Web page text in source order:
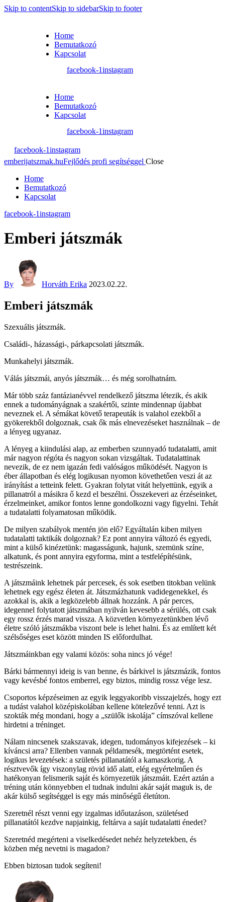
Skip to contentSkip to sidebarSkip to footer
Home
Bemutatkozó
Kapcsolat
facebook-1instagram
Home
Bemutatkozó
Kapcsolat
facebook-1instagram
facebook-1instagram
emberijatszmak.huFejlődés profi segítséggel Close
Home
Bemutatkozó
Kapcsolat
facebook-1instagram
Emberi játszmák
By Horváth Erika 2023.02.22.
Emberi játszmák
Szexuális játszmák.
Családi-, házassági-, párkapcsolati játszmák.
Munkahelyi játszmák.
Válás játszmái, anyós játszmák… és még sorolhatnám.
Már több száz fantázianévvel rendelkező játszma létezik, és akik
ennek a tudományágnak a szakértői, szinte mindennap újabbat
neveznek el. A sémákat követő terapeuták is valahol ezekből a
gyökerekből dolgoznak, csak ők más elnevezéseket használnak – de
a lényeg ugyanaz.
A lényeg a kiindulási alap, az emberben szunnyadó tudatalatti, amit
már nagyon régóta és nagyon sokan vizsgáltak. Tudatalattinak
nevezik, de ez nem igazán fedi valóságos működését. Nagyon is
éber állapotban és elég logikusan nyomon követhetően veszi át az
irányítást a tetteink felett. Gyakran folytat vitát helyettünk, egyik a
pillanatról a másikra ő kezd el beszélni. Összekeveri az érzéseinket,
érzelmeinket, amikor fontos lenne gondolkozni vagy figyelni. Tehát
a tudatalatti folyamatosan működik.
De milyen szabályok mentén jön elő? Egyáltalán kiben milyen
tudatalatti taktikák dolgoznak? Ez pont annyira változó és egyedi,
mint a külső kinézetünk: magasságunk, hajunk, szemünk színe,
alkatunk, és pont annyira egyforma, mint a testfelépítésünk,
testrészeink.
A játszmáink lehetnek pár percesek, és sok esetben titokban velünk
lehetnek egy egész életen át. Játszmázhatunk vadidegenekkel, és
azokkal is, akik a legközelebb állnak hozzánk. A pár perces,
idegennel folytatott játszmában nyilván kevesebb a sérülés, ott csak
egy rossz érzés marad vissza. A közvetlen környezetünkben lévő
életre szóló játszmákba viszont bele is lehet halni. És az említett két
szélsőséges eset között minden IS előfordulhat.
Játszmáinkban egy valami közös: soha nincs jó vége!
Bárki bármennyi ideig is van benne, és bárkivel is játszmázik, fontos
vagy kevésbé fontos emberrel, egy biztos, mindig rossz vége lesz.
Csoportos képzéseimen az egyik leggyakoribb visszajelzés, hogy ezt
a tudást valahol középiskolában kellene kötelezővé tenni. Azt is
szokták még mondani, hogy a „szülők iskolája” címszóval kellene
hirdetni a tréninget.
Nálam nincsenek szakszavak, idegen, tudományos kifejezések – ki
kíváncsi arra? Ellenben vannak példamesék, megtörtént esetek,
logikus levezetések: a születés pillanatától a kamaszkorig. A
résztvevők így viszonylag rövid idő alatt, elég egyértelműen és
hatékonyan felismerik saját és környezetük játszmáit. Ezért aztán a
tréning után könnyebben el tudnak indulni akár saját maguk is, de
akár külső segítséggel is egy más minőségű életúton.
Szeretnél részt venni egy izgalmas időutazáson, születésed
pillanatától kezdve napjainkig, feltárva a saját tudatalatti énedet?
Szeretnéd megérteni a viselkedésedet nehéz helyzetekben, és
közben még nevetni is magadon?
Ebben biztosan tudok segíteni!